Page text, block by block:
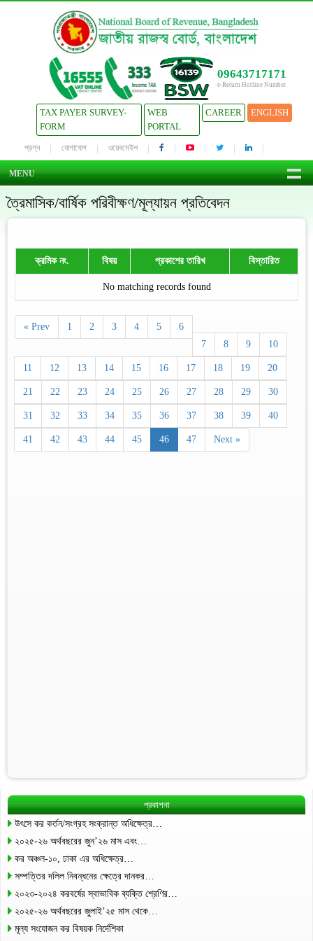
09643717171
e-Return Hotline Number
TAX PAYER SURVEY-
FORM
WEB
PORTAL
CAREER ENGLISH
প্রশ্ন যোগাযোগ ওয়েবমেইল
MENU
ত্রৈমাসিক/বার্ষিক পরিবীক্ষণ/মূল্যায়ন প্রতিবেদন
ক্রমিক নং. বিষয় প্রকাশের তারিখ বিস্তারিত
No matching records found
« Prev 1 2 3 4 5
6
7
8 9 10
11 12 13 14 15 16 17 18 19 20
21 22 23 24 25 26 27 28 29 30
31 32 33 34 35 36 37 38 39 40
41 42 43 44 45 46 47 Next »
প্রকাশনা
উৎসে কর কর্তন/সংগ্রহ সংক্রান্ত অধিক্ষেত্র…
২০২৫-২৬ অর্থবছরের জুন’২৬ মাস এবং…
কর অঞ্চল-১০, ঢাকা এর অধিক্ষেত্র…
সম্পত্তির দলিল নিবন্ধনের ক্ষেত্রে দানকর…
২০২৩-২০২৪ করবর্ষের স্বাভাবিক ব্যক্তি শ্রেণির…
২০২৫-২৬ অর্থবছরের জুলাই’২৫ মাস থেকে…
মূল্য সংযোজন কর বিষয়ক নির্দেশিকা